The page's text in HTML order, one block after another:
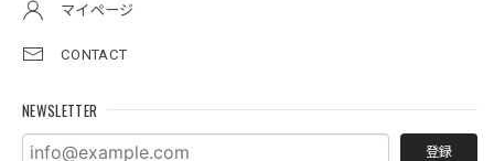
マイページ
CONTACT
NEWSLETTER
登録